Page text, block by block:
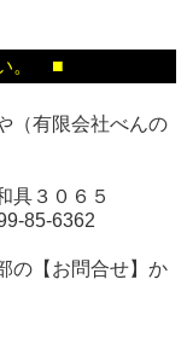
。 ■
（有限会社べんの
具３０６５
85-6362
の【お問合せ】か